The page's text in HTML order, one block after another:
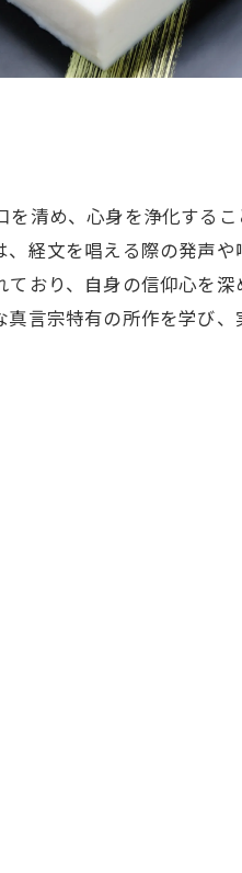
清め、心身を浄化する
経文を唱える際の発声や
おり、自身の信仰心を深
言宗特有の所作を学び、